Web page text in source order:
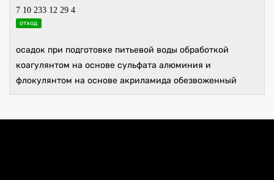
7 10 233 12 29 4
отход
осадок при подготовке питьевой воды обработкой
коагулянтом на основе сульфата алюминия и
флокулянтом на основе акриламида обезвоженный